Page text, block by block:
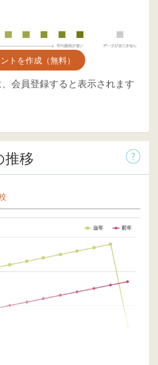
トを作成（無料）
会員登録すると表示されます
推移